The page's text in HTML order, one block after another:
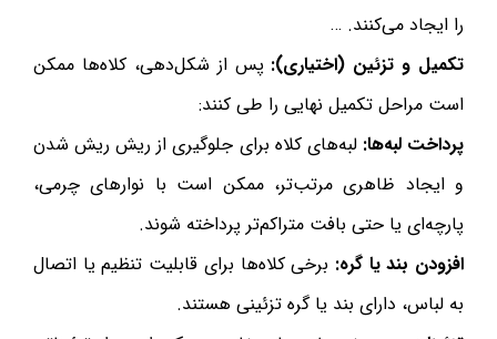
را ایجاد می‌کنند. …
تکمیل و تزئین (اختیاری): پس از شکل‌دهی، کلاه‌ها ممکن
است مراحل تکمیل نهایی را طی کنند:
پرداخت لبه‌ها: لبه‌های کلاه برای جلوگیری از ریش ریش شدن
و ایجاد ظاهری مرتب‌تر، ممکن است با نوارهای چرمی،
پارچه‌ای یا حتی بافت متراکم‌تر پرداخته شوند.
افزودن بند یا گره: برخی کلاه‌ها برای قابلیت تنظیم یا اتصال
به لباس، دارای بند یا گره تزئینی هستند.